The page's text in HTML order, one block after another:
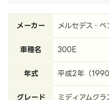
メーカー メルセデス・ベ
車種名 300E
年式 平成2年（1990
グレード ミディアムク